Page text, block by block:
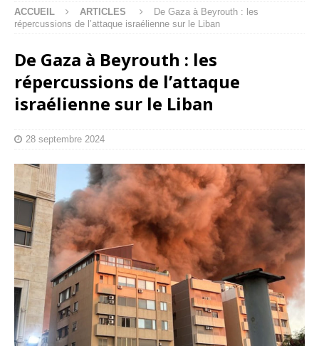
ACCUEIL ARTICLES
De Gaza à Beyrouth : les
répercussions de l’attaque israélienne sur le Liban
De Gaza à Beyrouth : les
répercussions de l’attaque
israélienne sur le Liban
28 septembre 2024